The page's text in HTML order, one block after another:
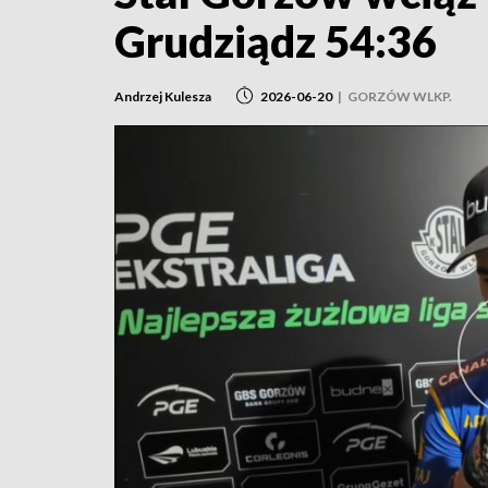
Grudziądz 54:36
Andrzej Kulesza 2026-06-20 | GORZÓW WLKP.